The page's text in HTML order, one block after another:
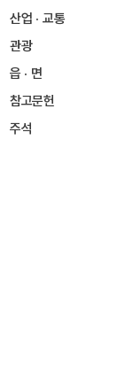
산업 · 교통
관광
읍 · 면
참고문헌
주석